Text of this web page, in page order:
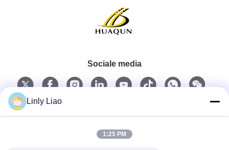
Sociale media
Snel contact
Linly Liao
1:25 PM